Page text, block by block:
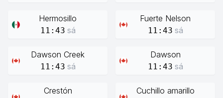
Hermosillo
11:43 sá
Fuerte Nelson
11:43 sá
Dawson Creek
11:43 sá
Dawson
11:43 sá
Crestón Cuchillo amarillo